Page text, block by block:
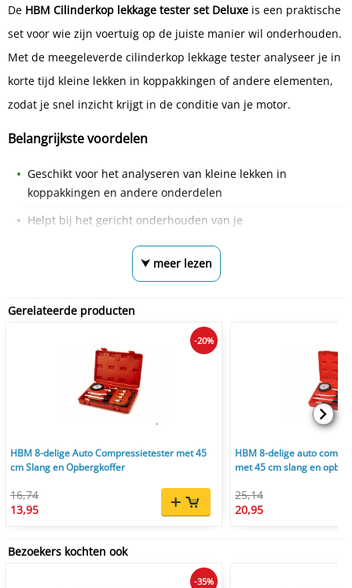
De HBM Cilinderkop lekkage tester set Deluxe is een praktische
set voor wie zijn voertuig op de juiste manier wil onderhouden.
Met de meegeleverde cilinderkop lekkage tester analyseer je in
korte tijd kleine lekken in koppakkingen of andere elementen,
zodat je snel inzicht krijgt in de conditie van je motor.
Belangrijkste voordelen
Geschikt voor het analyseren van kleine lekken in
koppakkingen en andere onderdelen
Helpt bij het gericht onderhouden van je
⮟ meer lezen
Gerelateerde producten
HBM 8-delige Auto Compressietester met 45
cm Slang en Opbergkoffer
16,74
13,95
-20%
HBM 8-delige auto
met 45 cm slang en
25,14
20,95
Bezoekers kochten ook
-35%